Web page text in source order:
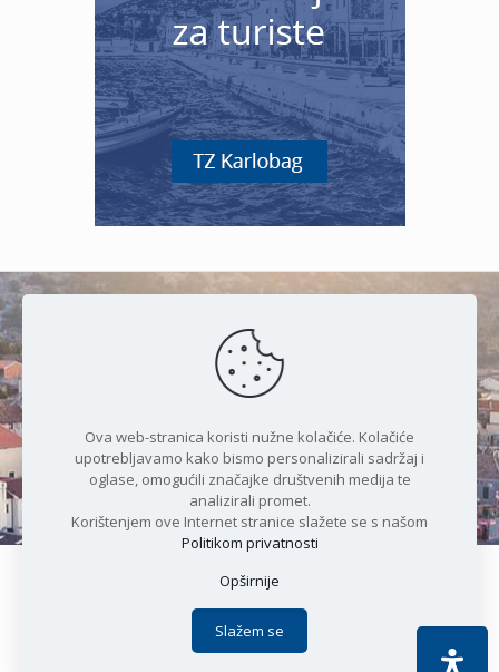
Čudesan spoj kristalnog mora i
prirode
Copyright © 2021 Općina Karlobag | Sva prava pridržana |
Politika privatnosti
Apoc IT
Ova web-stranica koristi nužne kolačiće. Kolačiće
upotrebljavamo kako bismo personalizirali sadržaj i
oglase, omogućili značajke društvenih medija te
analizirali promet.
Korištenjem ove Internet stranice slažete se s našom
Politikom privatnosti
Opširnije
Slažem se